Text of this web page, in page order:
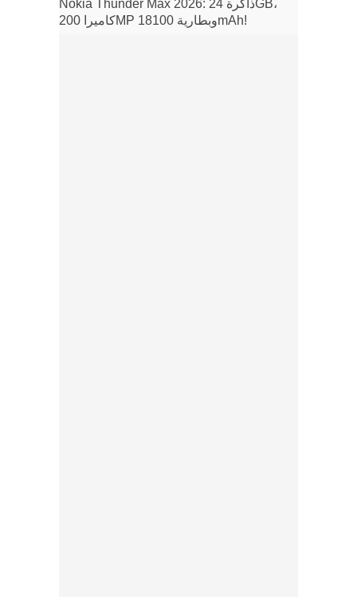
Nokia Thunder Max 2026: ذاكرة 24GB،
كاميرا 200MP وبطارية 18100mAh!